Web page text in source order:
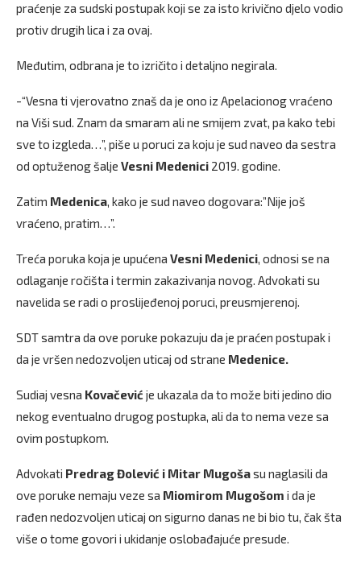
praćenje za sudski postupak koji se za isto krivično djelo vodio
protiv drugih lica i za ovaj.
Međutim, odbrana je to izričito i detaljno negirala.
-“Vesna ti vjerovatno znaš da je ono iz Apelacionog vraćeno
na Viši sud. Znam da smaram ali ne smijem zvat, pa kako tebi
sve to izgleda…”, piše u poruci za koju je sud naveo da sestra
od optuženog šalje Vesni Medenici 2019. godine.
Zatim Medenica, kako je sud naveo dogovara:”Nije još
vraćeno, pratim…”.
Treća poruka koja je upućena Vesni Medenici, odnosi se na
odlaganje ročišta i termin zakazivanja novog. Advokati su
navelida se radi o proslijeđenoj poruci, preusmjerenoj.
SDT samtra da ove poruke pokazuju da je praćen postupak i
da je vršen nedozvoljen uticaj od strane Medenice.
Sudiaj vesna Kovačević je ukazala da to može biti jedino dio
nekog eventualno drugog postupka, ali da to nema veze sa
ovim postupkom.
Advokati Predrag Đolević i Mitar Mugošasu naglasili da
ove poruke nemaju veze sa Miomirom Mugošom i da je
rađen nedozvoljen uticaj on sigurno danas ne bi bio tu, čak šta
više o tome govori i ukidanje oslobađajuće presude.